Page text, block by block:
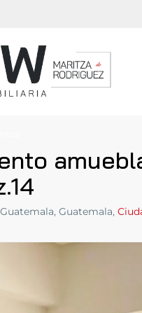
Guatemala,